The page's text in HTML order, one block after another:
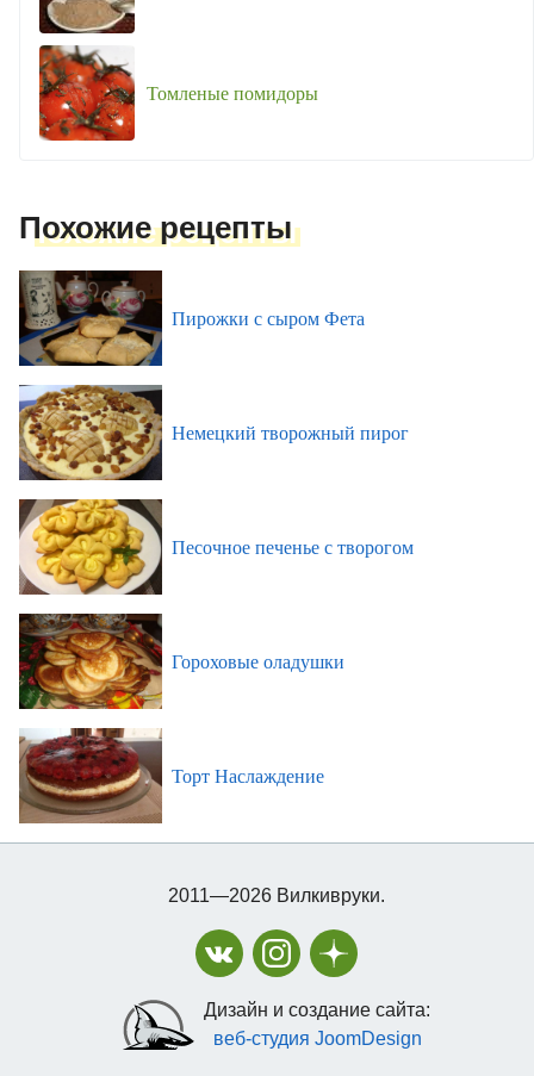
Томленые помидоры
Похожие рецепты
Пирожки с сыром Фета
Немецкий творожный пирог
Песочное печенье с творогом
Гороховые оладушки
Торт Наслаждение
2011—2026 Вилкивруки.
Дизайн и создание сайта:
веб-студия JoomDesign